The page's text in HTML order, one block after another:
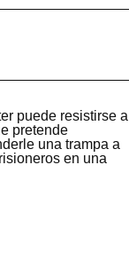
puede resistirse a
pretende
una trampa a
en una